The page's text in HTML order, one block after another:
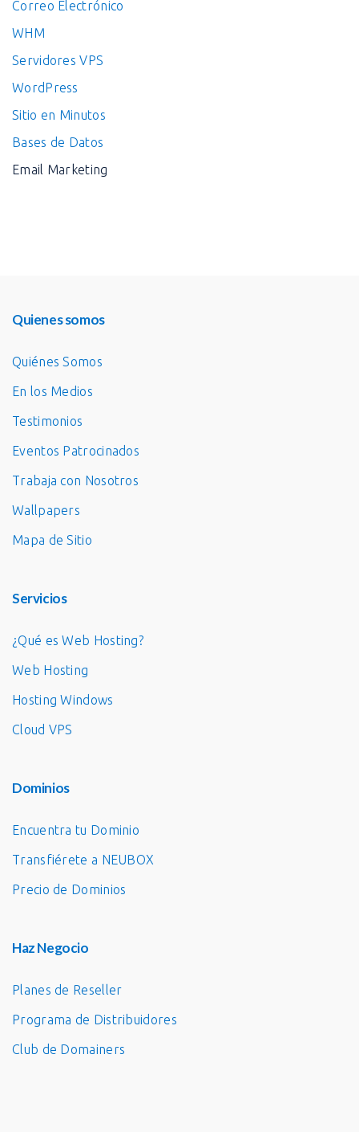
Correo Electrónico
WHM
Servidores VPS
WordPress
Sitio en Minutos
Bases de Datos
Email Marketing
Quienes somos
Quiénes Somos
En los Medios
Testimonios
Eventos Patrocinados
Trabaja con Nosotros
Wallpapers
Mapa de Sitio
Servicios
¿Qué es Web Hosting?
Web Hosting
Hosting Windows
Cloud VPS
Dominios
Encuentra tu Dominio
Transfiérete a NEUBOX
Precio de Dominios
Haz Negocio
Planes de Reseller
Programa de Distribuidores
Club de Domainers